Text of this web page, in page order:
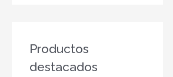
Productos
destacados